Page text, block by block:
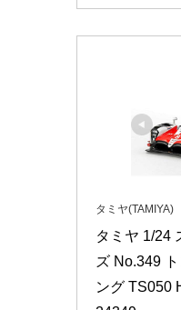
タミヤ(TAMIYA)
タミヤ 1/24
ズ No.349
ング TS050